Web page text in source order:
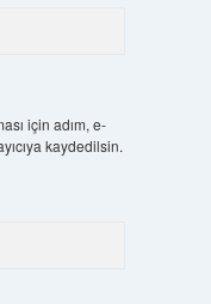
için adım, e-
kaydedilsin.